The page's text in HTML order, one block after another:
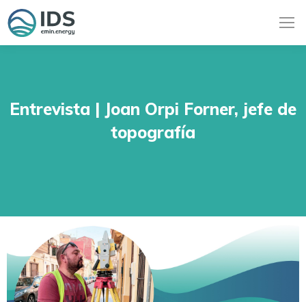
Entrevista | Joan Orpi Forner, jefe de
topografía